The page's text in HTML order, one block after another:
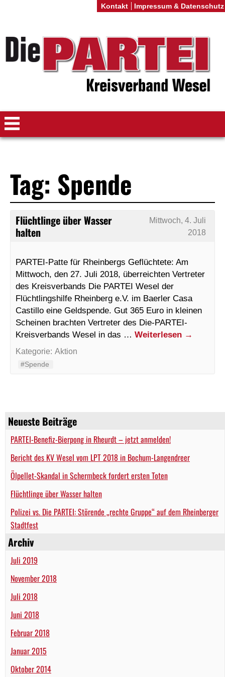
Neueste Beiträge
PARTEI-Benefiz-Bierpong in Rheurdt – jetzt anmelden!
Bericht des KV Wesel vom LPT 2018 in Bochum-Langendreer
Ölpellet-Skandal in Schermbeck fordert ersten Toten
Flüchtlinge über Wasser halten
Polizei vs. Die PARTEI: Störende „rechte Gruppe“ auf dem Rheinberger
Stadtfest
Archiv
Juli 2019
November 2018
Juli 2018
Juni 2018
Februar 2018
Januar 2015
Oktober 2014
Tag: Spende
Flüchtlinge über Wasser
halten
Mittwoch, 4. Juli
2018
PARTEI-Patte für Rheinbergs Geflüchtete: Am
Mittwoch, den 27. Juli 2018, überreichten Vertreter
des Kreisverbands Die PARTEI Wesel der
Flüchtlingshilfe Rheinberg e.V. im Baerler Casa
Castillo eine Geldspende. Gut 365 Euro in kleinen
Scheinen brachten Vertreter des Die-PARTEI-
Kreisverbands Wesel in das … Weiterlesen →
Kategorie: Aktion
#Spende
Kontakt Impressum & Datenschutz